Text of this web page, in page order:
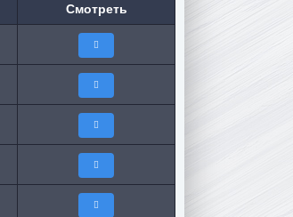
Смотреть